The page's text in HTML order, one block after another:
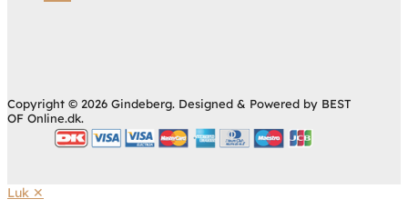
Copyright © 2026 Gindeberg. Designed & Powered by BEST
OF Online.dk.
Luk ✕